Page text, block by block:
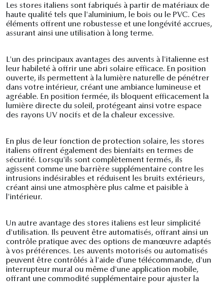
Les stores italiens sont fabriqués à partir de matériaux de
haute qualité tels que l'aluminium, le bois ou le PVC. Ces
éléments offrent une robustesse et une longévité accrues,
assurant ainsi une utilisation à long terme.
L'un des principaux avantages des auvents à l'italienne est
leur habileté à offrir une abri solaire efficace. En position
ouverte, ils permettent à la lumière naturelle de pénétrer
dans votre intérieur, créant une ambiance lumineuse et
agréable. En position fermée, ils bloquent efficacement la
lumière directe du soleil, protégeant ainsi votre espace
des rayons UV nocifs et de la chaleur excessive.
En plus de leur fonction de protection solaire, les stores
italiens offrent également des bienfaits en termes de
sécurité. Lorsqu'ils sont complètement fermés, ils
agissent comme une barrière supplémentaire contre les
intrusions indésirables et réduisent les bruits extérieurs,
créant ainsi une atmosphère plus calme et paisible à
l'intérieur.
Un autre avantage des stores italiens est leur simplicité
d'utilisation. Ils peuvent être automatisés, offrant ainsi un
contrôle pratique avec des options de manœuvre adaptés
à vos préférences. Les auvents motorisés ou automatisés
peuvent être contrôlés à l'aide d'une télécommande, d'un
interrupteur mural ou même d'une application mobile,
offrant une commodité supplémentaire pour ajuster la